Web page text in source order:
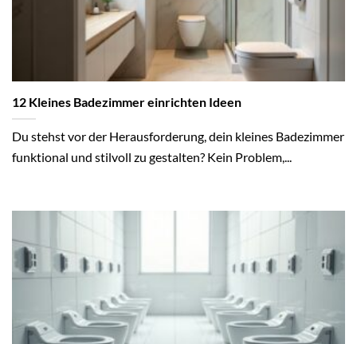
12 Kleines Badezimmer einrichten Ideen
Du stehst vor der Herausforderung, dein kleines Badezimmer
funktional und stilvoll zu gestalten? Kein Problem,...